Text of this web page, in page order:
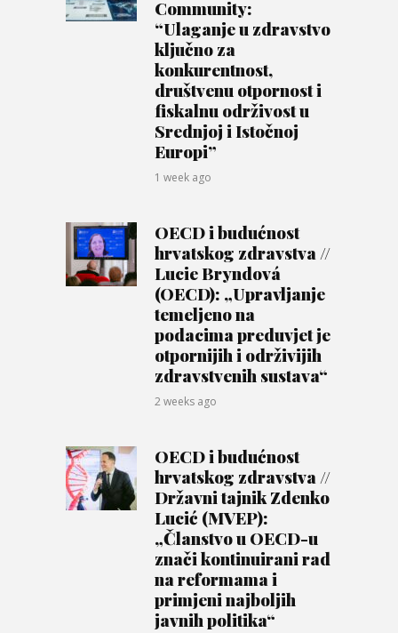
Community:
“Ulaganje u zdravstvo
ključno za
konkurentnost,
društvenu otpornost i
fiskalnu održivost u
Srednjoj i Istočnoj
Europi”
1 week ago
OECD i budućnost
hrvatskog zdravstva //
Lucie Bryndová
(OECD): „Upravljanje
temeljeno na
podacima preduvjet je
otpornijih i održivijih
zdravstvenih sustava“
2 weeks ago
OECD i budućnost
hrvatskog zdravstva //
Državni tajnik Zdenko
Lucić (MVEP):
„Članstvo u OECD-u
znači kontinuirani rad
na reformama i
primjeni najboljih
javnih politika“